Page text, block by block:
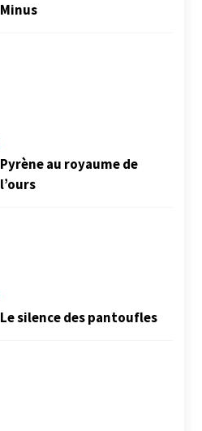
Minus
Pyrène au royaume de
l’ours
Le silence des pantoufles